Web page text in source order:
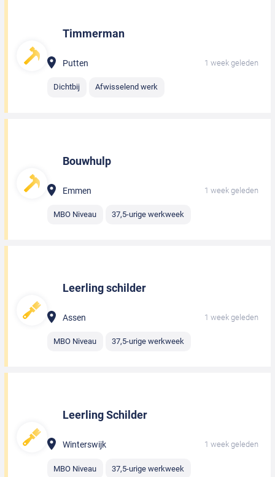
Timmerman
Putten 1 week geleden
Dichtbij Afwisselend werk
Bouwhulp
Emmen 1 week geleden
MBO Niveau 37,5-urige werkweek
Leerling schilder
Assen 1 week geleden
MBO Niveau 37,5-urige werkweek
Leerling Schilder
Winterswijk 1 week geleden
MBO Niveau 37,5-urige werkweek